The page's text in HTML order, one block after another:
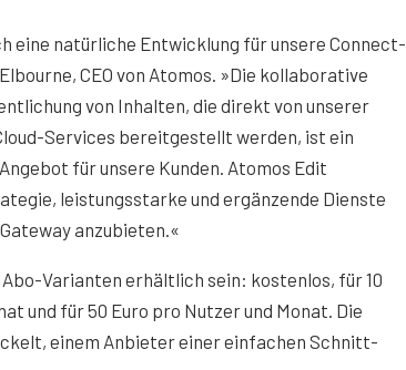
eine natürliche Entwicklung für unsere Connect-
CEO von Atomos. »Die kollaborative
von Inhalten, die direkt von unserer
Services bereitgestellt werden, ist ein
für unsere Kunden. Atomos Edit
leistungsstarke und ergänzende Dienste
anzubieten.«
Varianten erhältlich sein: kostenlos, für 10
und für 50 Euro pro Nutzer und Monat. Die
einem Anbieter einer einfachen Schnitt-